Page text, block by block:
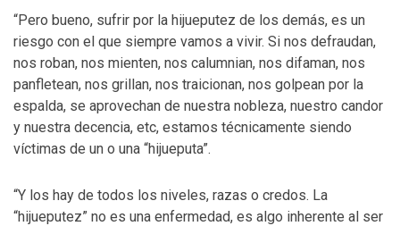
“Pero bueno, sufrir por la hijueputez de los demás, es un
riesgo con el que siempre vamos a vivir. Si nos defraudan,
nos roban, nos mienten, nos calumnian, nos difaman, nos
panfletean, nos grillan, nos traicionan, nos golpean por la
espalda, se aprovechan de nuestra nobleza, nuestro candor
y nuestra decencia, etc, estamos técnicamente siendo
víctimas de un o una “hijueputa”.
“Y los hay de todos los niveles, razas o credos. La
“hijueputez” no es una enfermedad, es algo inherente al ser